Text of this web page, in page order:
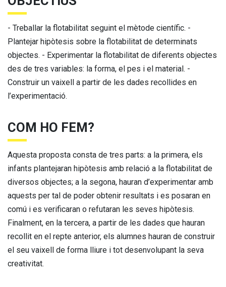
- Treballar la flotabilitat seguint el mètode científic. -
Plantejar hipòtesis sobre la flotabilitat de determinats
objectes. - Experimentar la flotabilitat de diferents objectes
des de tres variables: la forma, el pes i el material. -
Construir un vaixell a partir de les dades recollides en
l’experimentació.
COM HO FEM?
Aquesta proposta consta de tres parts: a la primera, els
infants plantejaran hipòtesis amb relació a la flotabilitat de
diversos objectes; a la segona, hauran d’experimentar amb
aquests per tal de poder obtenir resultats i es posaran en
comú i es verificaran o refutaran les seves hipòtesis.
Finalment, en la tercera, a partir de les dades que hauran
recollit en el repte anterior, els alumnes hauran de construir
el seu vaixell de forma lliure i tot desenvolupant la seva
creativitat.